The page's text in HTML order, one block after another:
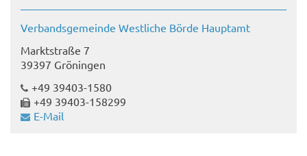
Verbandsgemeinde Westliche Börde Hauptamt
Marktstraße 7
39397 Gröningen
+49 39403-1580
+49 39403-158299
E-Mail